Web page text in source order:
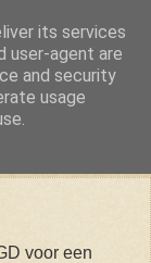
voor een
its services
user-agent are
and security
usage